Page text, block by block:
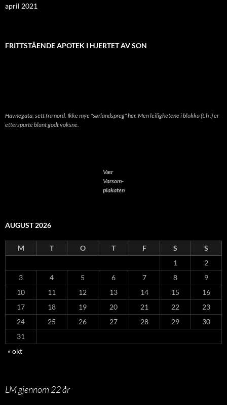
april 2021
FRITTSTÅENDE APOTEK I HJERTET AV SON
Havnegata, sett fra nord. Ikke mye "sørlandspreg" her. Men leilighetene i blokka (t.h .) er
etterspurte blant godt voksne.
Vær
Varsom-
plakaten
AUGUST 2026
M T O T F S
S
1
2
3
4 5 6 7 8
9
10
11 12 13 14 15
16
17
18 19 20 21 22
23
24
25 26 27 28 29
30
31
« okt
LM gjennom 22 år